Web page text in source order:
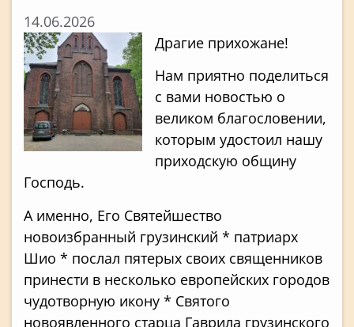
14.06.2026
Драгие прихожане!
Нам приятно поделиться
с вами новостью о
великом благословении,
которым удостоил нашу
приходскую общину
Господь.
А именно, Его Святейшество
новоизбранный грузинский * патриарх
Шио * послал пятерых своих священников
принести в несколько европейских городов
чудотворную икону * Святого
новоявленного старца Гаврила грузинского